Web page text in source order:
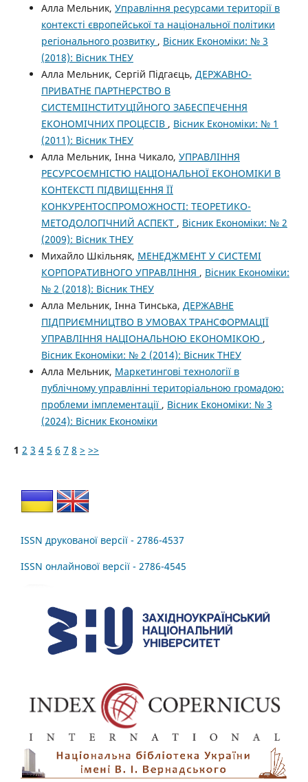
Алла Мельник, Управління ресурсами території в
контексті європейської та національної політики
регіонального розвитку , Вісник Економіки: № 3
(2018): Вісник ТНЕУ
Алла Мельник, Сергій Підгаєць, ДЕРЖАВНО-
ПРИВАТНЕ ПАРТНЕРСТВО В
СИСТЕМІІНСТИТУЦІЙНОГО ЗАБЕСПЕЧЕННЯ
ЕКОНОМІЧНИХ ПРОЦЕСІВ , Вісник Економіки: № 1
(2011): Вісник ТНЕУ
Алла Мельник, Інна Чикало, УПРАВЛІННЯ
РЕСУРСОЄМНІСТЮ НАЦІОНАЛЬНОЇ ЕКОНОМІКИ В
КОНТЕКСТІ ПІДВИЩЕННЯ ЇЇ
КОНКУРЕНТОСПРОМОЖНОСТІ: ТЕОРЕТИКО-
МЕТОДОЛОГІЧНИЙ АСПЕКТ , Вісник Економіки: № 2
(2009): Вісник ТНЕУ
Михайло Шкільняк, МЕНЕДЖМЕНТ У СИСТЕМІ
КОРПОРАТИВНОГО УПРАВЛІННЯ , Вісник Економіки:
№ 2 (2018): Вісник ТНЕУ
Алла Мельник, Інна Тинська, ДЕРЖАВНЕ
ПІДПРИЄМНИЦТВО В УМОВАХ ТРАНСФОРМАЦІЇ
УПРАВЛІННЯ НАЦІОНАЛЬНОЮ ЕКОНОМІКОЮ ,
Вісник Економіки: № 2 (2014): Вісник ТНЕУ
Алла Мельник, Маркетингові технології в
публічному управлінні територіальною громадою:
проблеми імплементації , Вісник Економіки: № 3
(2024): Вісник Економіки
1 2 3 4 5 6 7 8 > >>
ISSN друкованої версії - 2786-4537
ISSN онлайнової версії - 2786-4545